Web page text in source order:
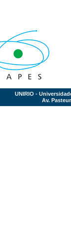
UNIRIO -
Av.